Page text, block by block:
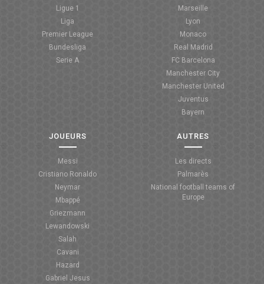
COUPE DE LA LIGUE
ANGLETERRE
RECHERCHE
Ligue 1
Liga
Premier League
Bundesliga
Serie A
Marseille
Lyon
Monaco
Real Madrid
FC Barcelona
Manchester City
Manchester United
Juventus
Bayern
JOUEURS
Messi
Cristiano Ronaldo
Neymar
Mbappé
Griezmann
Lewandowski
Salah
Cavani
Hazard
Gabriel Jesus
AUTRES
Les directs
Palmarès
National football teams of
Europe